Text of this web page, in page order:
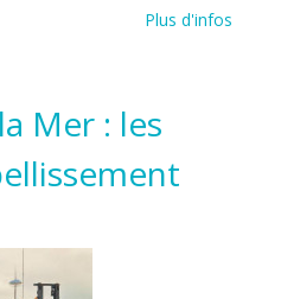
Plus d'infos
Mer : les